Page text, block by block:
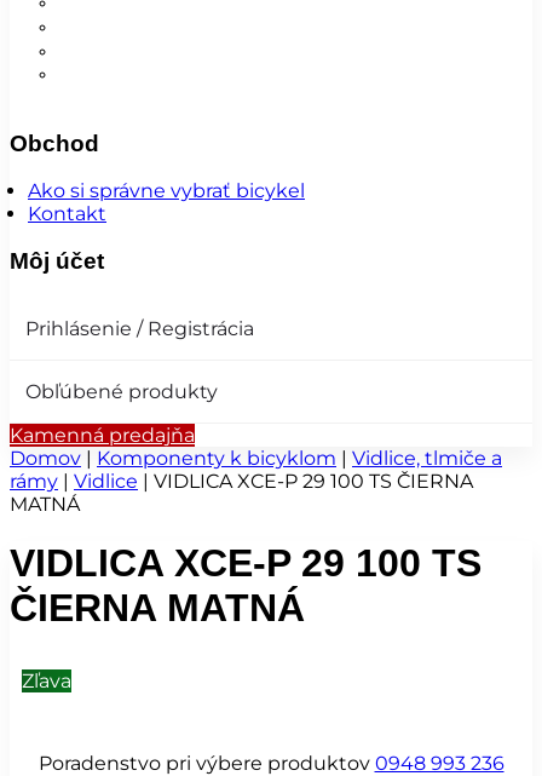
Obchod
Ako si správne vybrať bicykel
Kontakt
Môj účet
Prihlásenie / Registrácia
Obľúbené produkty
Kamenná predajňa
Domov | Komponenty k bicyklom | Vidlice, tlmiče a
rámy | Vidlice | VIDLICA XCE-P 29 100 TS ČIERNA
MATNÁ
VIDLICA XCE-P 29 100 TS
ČIERNA MATNÁ
Zľava
Poradenstvo pri výbere produktov 0948 993 236